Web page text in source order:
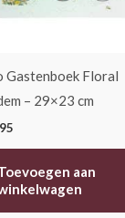
Gastenboek Floral
– 29×23 cm
aan